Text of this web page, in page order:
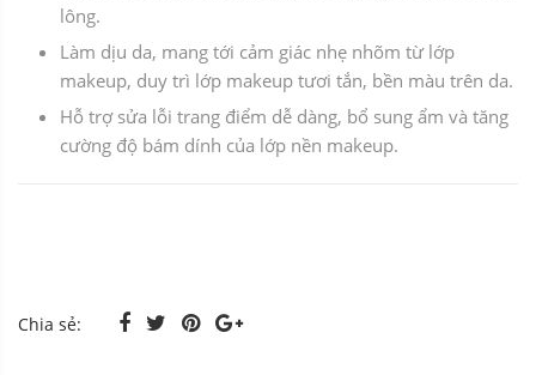
lông.
Làm dịu da, mang tới cảm giác nhẹ nhõm từ lớp
makeup, duy trì lớp makeup tươi tắn, bền màu trên da.
Hỗ trợ sửa lỗi trang điểm dễ dàng, bổ sung ẩm và tăng
cường độ bám dính của lớp nền makeup.
Chia sẻ: